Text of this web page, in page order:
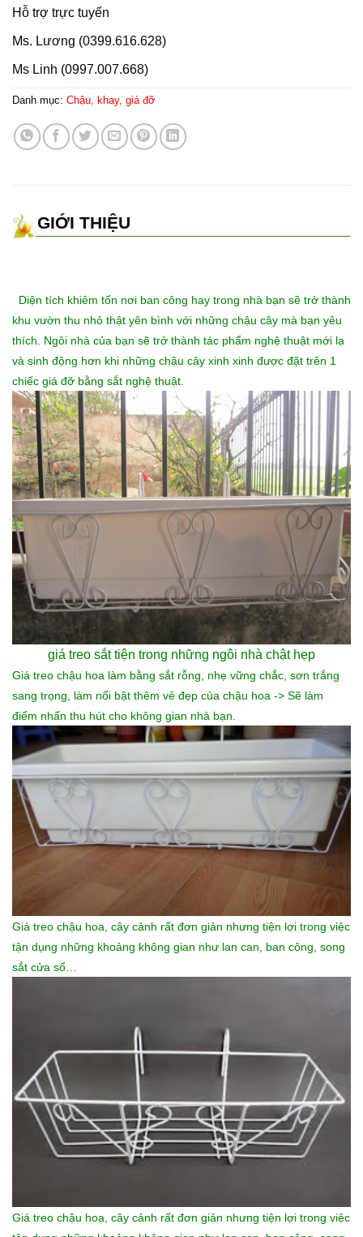
Hỗ trợ trực tuyến
Ms. Lương (0399.616.628)
Ms Linh (0997.007.668)
Danh mục: Chậu, khay, giá đỡ
GIỚI THIỆU
Diện tích khiêm tốn nơi ban công hay trong nhà bạn sẽ trở thành
khu vườn thu nhỏ thật yên bình với những chậu cây mà bạn yêu
thích. Ngôi nhà của bạn sẽ trở thành tác phẩm nghệ thuật mới lạ
và sinh động hơn khi những chậu cây xinh xinh được đặt trên 1
chiếc giá đỡ bằng sắt nghệ thuật.
giá treo sắttiện trong những ngôi nhà chật hẹp
Giá treo chậu hoa làm bằng sắt rỗng, nhẹ vững chắc, sơn trắng
sang trọng, làm nổi bật thêm vẻ đẹp của chậu hoa -> Sẽ làm
điểm nhấn thu hút cho không gian nhà bạn.
Giá treo chậu hoa, cây cảnh rất đơn giản nhưng tiện lợi trong việc
tận dụng những khoảng không gian như lan can, ban công, song
sắt cửa sổ…
Giá treo chậu hoa, cây cảnh rất đơn giản nhưng tiện lợi trong việc